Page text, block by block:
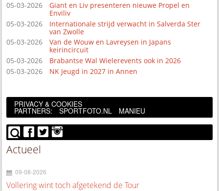
05-03-2026
Giant en Liv presenteren nieuwe Propel en
Enviliv
05-03-2026
Internationale strijd verwacht in Salverda Ster
van Zwolle
05-03-2026
Van de Wouw en Lavreysen in Japans
keirincircuit
05-03-2026
Brabantse Wal Wielerevents ook in 2026
05-03-2026
NK Jeugd in 2027 in Annen
PRIVACY & COOKIES
PARTNERS: SPORTFOTO.NL MANIEU
Actueel
09-08-2026
Vollering wint toch afgetekend de Tour